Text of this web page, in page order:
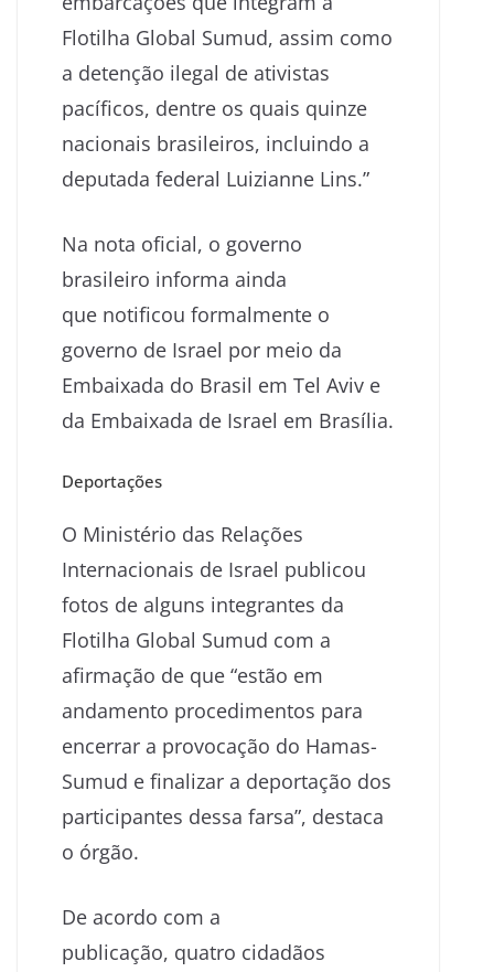
Flotilha Global Sumud, assim como
a detenção ilegal de ativistas
pacíficos, dentre os quais quinze
nacionais brasileiros, incluindo a
deputada federal Luizianne Lins.”
Na nota oficial, o governo
brasileiro informa ainda
que notificou formalmente o
governo de Israel por meio da
Embaixada do Brasil em Tel Aviv e
da Embaixada de Israel em Brasília.
Deportações
O Ministério das Relações
Internacionais de Israel publicou
fotos de alguns integrantes da
Flotilha Global Sumud com a
afirmação de que “estão em
andamento procedimentos para
encerrar a provocação do Hamas-
Sumud e finalizar a deportação dos
participantes dessa farsa”, destaca
o órgão.
De acordo com a
publicação, quatro cidadãos